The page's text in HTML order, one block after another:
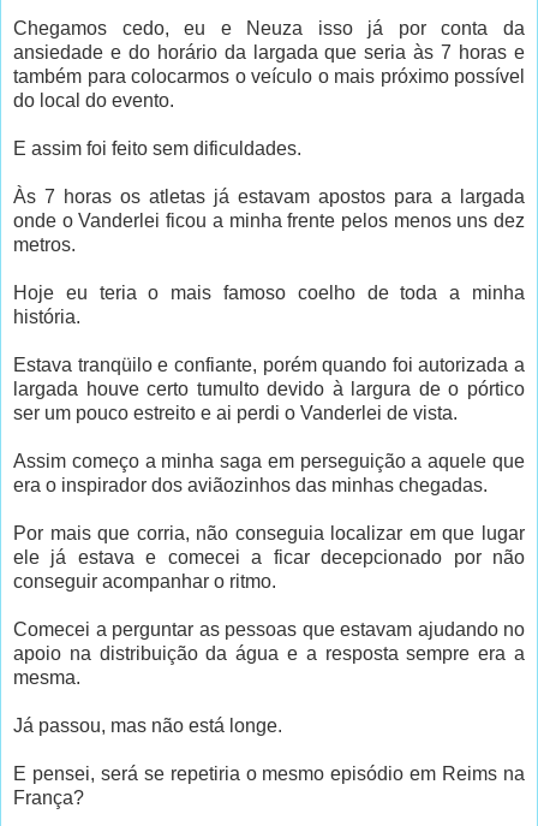
Chegamos cedo, eu e Neuza isso já por conta da
ansiedade e do horário da largada que seria às 7 horas e
também para colocarmos o veículo o mais próximo possível
do local do evento.
E assim foi feito sem dificuldades.
Às 7 horas os atletas já estavam apostos para a largada
onde o Vanderlei ficou a minha frente pelos menos uns dez
metros.
Hoje eu teria o mais famoso coelho de toda a minha
história.
Estava tranqüilo e confiante, porém quando foi autorizada a
largada houve certo tumulto devido à largura de o pórtico
ser um pouco estreito e ai perdi o Vanderlei de vista.
Assim começo a minha saga em perseguição a aquele que
era o inspirador dos aviãozinhos das minhas chegadas.
Por mais que corria, não conseguia localizar em que lugar
ele já estava e comecei a ficar decepcionado por não
conseguir acompanhar o ritmo.
Comecei a perguntar as pessoas que estavam ajudando no
apoio na distribuição da água e a resposta sempre era a
mesma.
Já passou, mas não está longe.
E pensei, será se repetiria o mesmo episódio em Reims na
França?